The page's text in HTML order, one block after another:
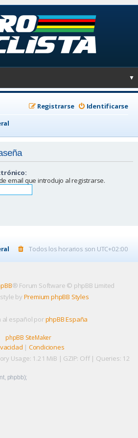
▼
Identificarse
Registrarse
email que introdujo al registrarse.
Todos los horarios son UTC+02:00
® Forum Software © phpBB Limited
by Premium phpBB Styles
al español porphpBB España
phpBB SiteMaker
| Condiciones
Usage: 1.21 MiB | GZIP: Off | Queries: 12
phpbb);